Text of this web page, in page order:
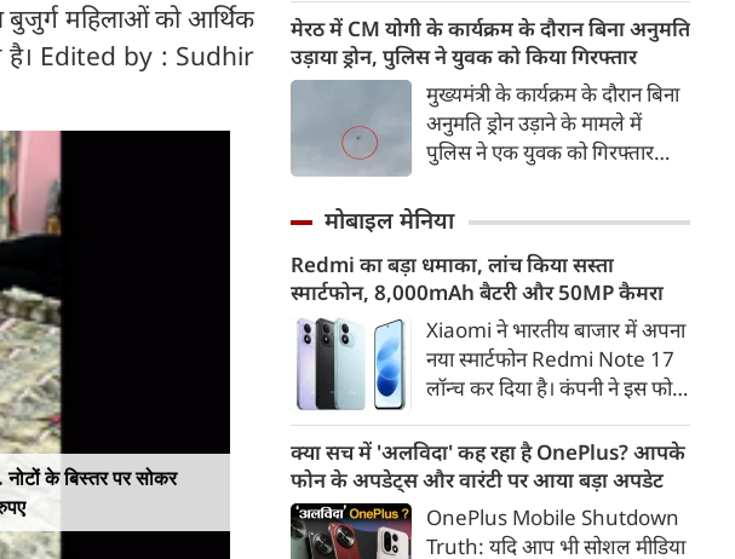
बुजुर्ग महिलाओं को आर्थिक
है। Edited by : Sudhir
के बिस्तर पर सोकर
रणनीतिक साझेदारी को और मजबूत
करने के तरीकों पर चर्चा की।
बातचीत के दौरान व्यापार, रक्षा,
ऊर्जा सुरक्षा, महत्वपूर्ण खनिज और
उभरती तकनीकों जैसे प्रमुख मुद्दों पर
विचार-विमर्श हुआ।
मेरठ में CM योगी के कार्यक्रम के दौरान बिना अनुमति
उड़ाया ड्रोन, पुलिस ने युवक को किया गिरफ्तार
मुख्यमंत्री के कार्यक्रम के दौरान बिना
अनुमति ड्रोन उड़ाने के मामले में
पुलिस ने एक युवक को गिरफ्तार
दो ड्रोन उड़ते हुए दिखाई दिए थे। जांच
से उड़ाया जा रहा था, जबकि दूसरा
ड्रोन बिना अनुमति उड़ता पाया गया।
मोबाइल मेनिया
Redmi का बड़ा धमाका, लांच किया सस्ता
स्मार्टफोन, 8,000mAh बैटरी और 50MP कैमरा
Xiaomi ने भारतीय बाजार में अपना
नया स्मार्टफोन Redmi Note 17
लॉन्च कर दिया है। कंपनी ने इस फोन
डिस्प्ले, 8,000mAh की बड़ी बैटरी
और Qualcomm Snapdragon
चिपसेट के साथ पेश किया है। फोन में
50MP का मेन कैमरा दिया गया है।
क्या सच में 'अलविदा' कह रहा है OnePlus? आपके
फोन के अपडेट्स और वारंटी पर आया बड़ा अपडेट
OnePlus Mobile Shutdown
Truth: यदि आप भी सोशल मीडिया